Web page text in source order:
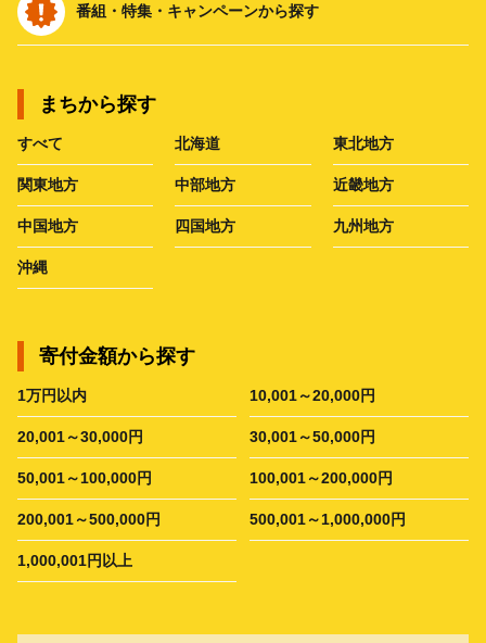
番組・特集・キャンペーンから探す
まちから探す
すべて 北海道 東北地方
関東地方 中部地方 近畿地方
中国地方 四国地方 九州地方
沖縄
寄付金額から探す
1万円以内 10,001～20,000円
20,001～30,000円 30,001～50,000円
50,001～100,000円 100,001～200,000円
200,001～500,000円 500,001～1,000,000円
1,000,001円以上